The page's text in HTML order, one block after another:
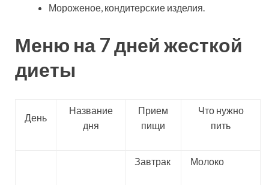
Мороженое, кондитерские изделия.
Меню на 7 дней жесткой
диеты
День
Название
дня
Прием
пищи
Что нужно
пить
Завтрак Молоко